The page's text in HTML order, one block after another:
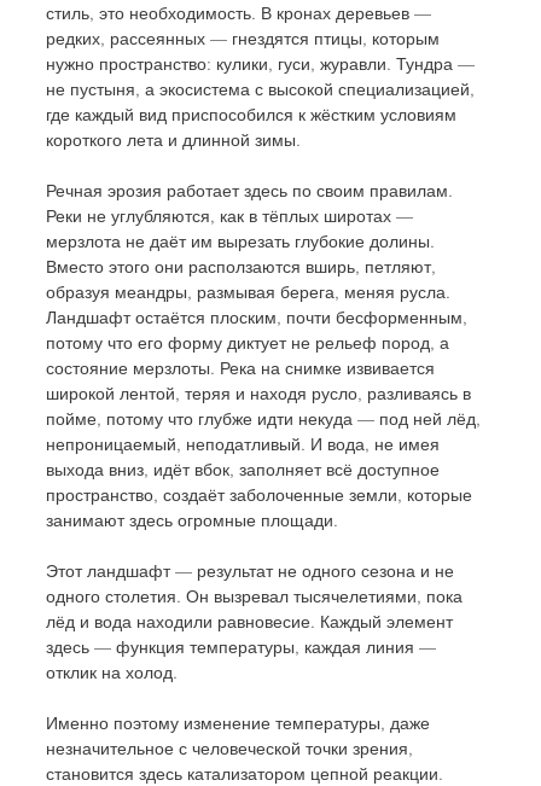
стиль, это необходимость. В кронах деревьев —
редких, рассеянных — гнездятся птицы, которым
нужно пространство: кулики, гуси, журавли. Тундра —
не пустыня, а экосистема с высокой специализацией,
где каждый вид приспособился к жёстким условиям
короткого лета и длинной зимы.
Речная эрозия работает здесь по своим правилам.
Реки не углубляются, как в тёплых широтах —
мерзлота не даёт им вырезать глубокие долины.
Вместо этого они расползаются вширь, петляют,
образуя меандры, размывая берега, меняя русла.
Ландшафт остаётся плоским, почти бесформенным,
потому что его форму диктует не рельеф пород, а
состояние мерзлоты. Река на снимке извивается
широкой лентой, теряя и находя русло, разливаясь в
пойме, потому что глубже идти некуда — под ней лёд,
непроницаемый, неподатливый. И вода, не имея
выхода вниз, идёт вбок, заполняет всё доступное
пространство, создаёт заболоченные земли, которые
занимают здесь огромные площади.
Этот ландшафт — результат не одного сезона и не
одного столетия. Он вызревал тысячелетиями, пока
лёд и вода находили равновесие. Каждый элемент
здесь — функция температуры, каждая линия —
отклик на холод.
Именно поэтому изменение температуры, даже
незначительное с человеческой точки зрения,
становится здесь катализатором цепной реакции.